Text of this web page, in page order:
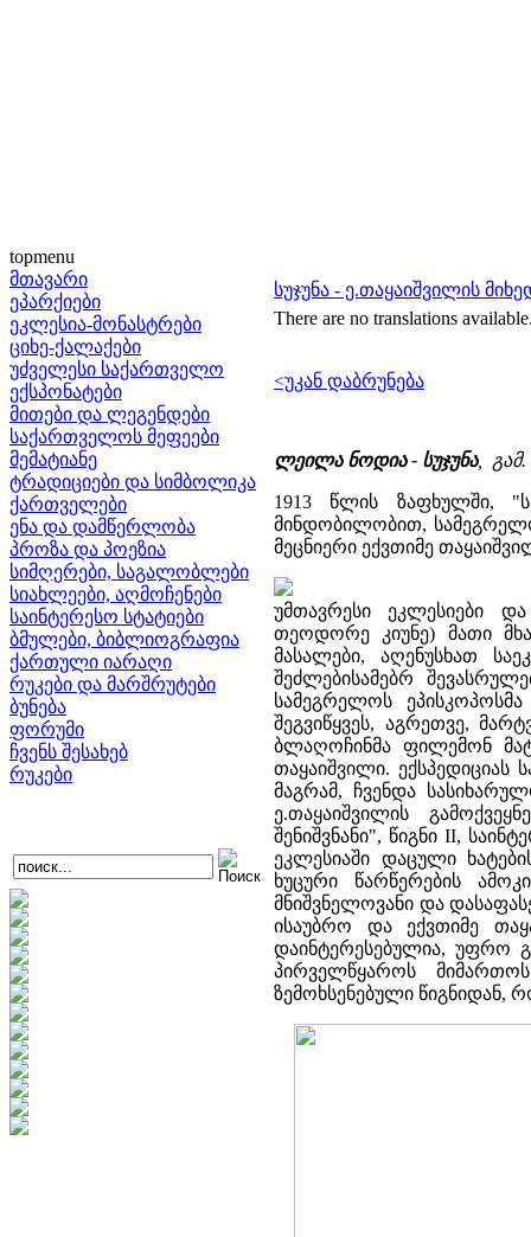
topmenu
მთავარი
ეპარქიები
ეკლესია-მონასტრები
ციხე-ქალაქები
უძველესი საქართველო
ექსპონატები
მითები და ლეგენდები
საქართველოს მეფეები
მემატიანე
ტრადიციები და სიმბოლიკა
ქართველები
ენა და დამწერლობა
პროზა და პოეზია
სიმღერები, საგალობლები
სიახლეები, აღმოჩენები
საინტერესო სტატიები
ბმულები, ბიბლიოგრაფია
ქართული იარაღი
რუკები და მარშრუტები
ბუნება
ფორუმი
ჩვენს შესახებ
რუკები
სუჯუნა - ე.თაყაიშვილის
There are no translations
<უკან დაბრუნება
ლეილა ნოდია - სუჯუნა, გამ.
1913 წლის ზაფხულში,
მინდობილობით,
მეცნიერი ექვთიმე
უმთავრესი ეკლესიები
თეოდორე კიუნე) მათი
მასალები, აღენუსხათ
შეძლებისამებრ
სამეგრელოს
შეგვიწყვეს, აგრეთვე,
ბლაღოჩინმა ფილემონ
თაყაიშვილი.
მაგრამ, ჩვენდა
ე.თაყაიშვილის
შენიშვნანი", წიგნი II,
ეკლესიაში დაცული
ხუცური წარწერების
მნიშვნელოვანი და
ისაუბრო და ექვთიმე
დაინტერესებულია, უფრო
პირველწყაროს
ზემოხსენებული წიგნიდან,